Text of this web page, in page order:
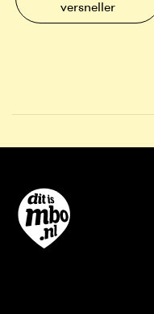
versneller